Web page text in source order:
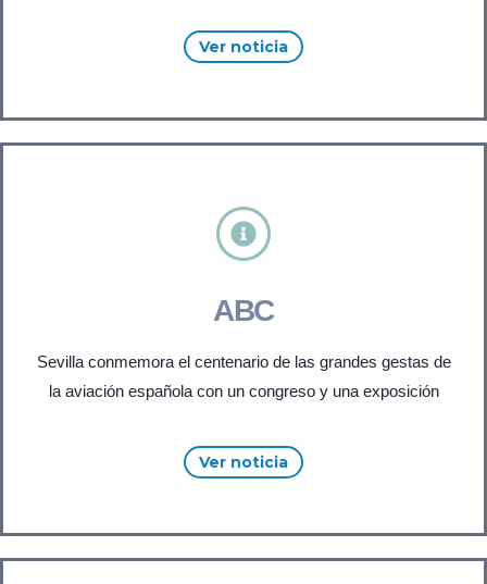
Ver noticia
ABC
Sevilla conmemora el centenario de las grandes gestas de
la aviación española con un congreso y una exposición
Ver noticia